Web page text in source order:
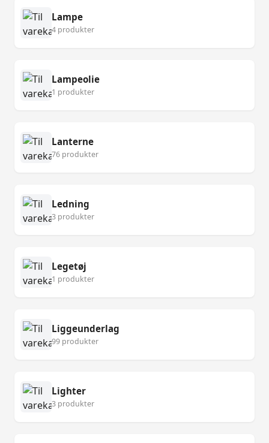
Lampe
4 produkter
Lampeolie
1 produkter
Lanterne
76 produkter
Ledning
3 produkter
Legetøj
1 produkter
Liggeunderlag
99 produkter
Lighter
3 produkter